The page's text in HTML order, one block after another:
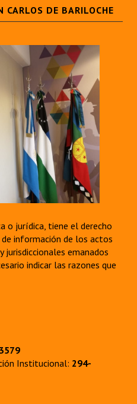
CARLOS DE BARILOCHE
o jurídica, tiene el derecho
información de los actos
emanados
indicar las razones que
Institucional: 294-